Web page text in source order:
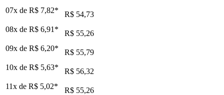
07x de R$ 7,82*
R$ 54,73
08x de R$ 6,91 *
R$ 55,26
09x de R$ 6,20*
R$ 55,79
10x de R$ 5,63*
R$ 56,32
11x de R$ 5,02*
R$ 55,26